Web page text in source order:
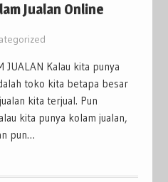
Jualan Online
JUALAN Kalau kita punya
toko kita betapa besar
kita terjual. Pun
kita punya kolam jualan,
pun…